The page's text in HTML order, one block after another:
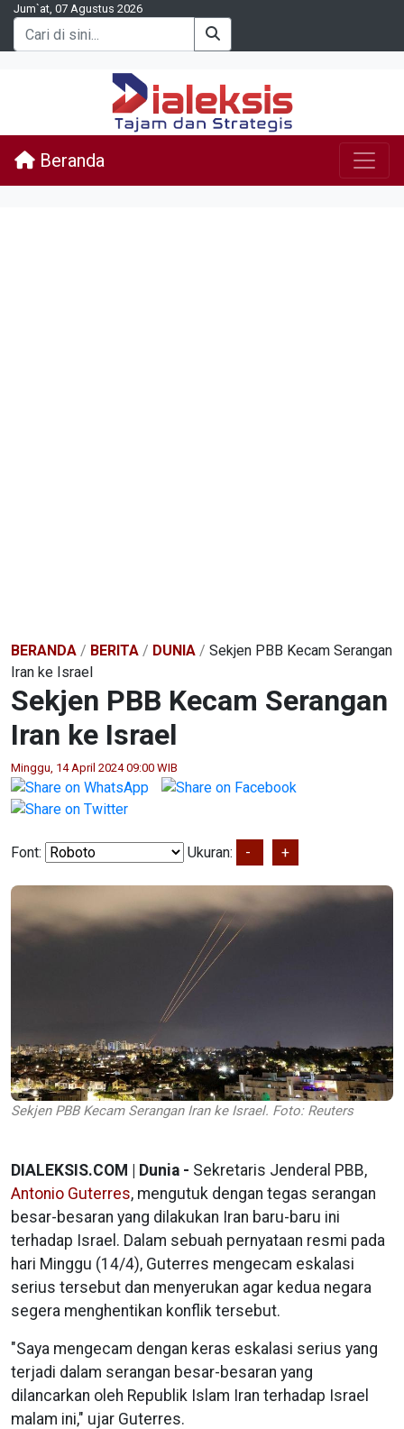
Jum`at, 07 Agustus 2026
Beranda
BERANDA / BERITA / DUNIA / Sekjen PBB Kecam Serangan
Iran ke Israel
Sekjen PBB Kecam Serangan
Iran ke Israel
Minggu, 14 April 2024 09:00 WIB
Font: Ukuran: - +
Sekjen PBB Kecam Serangan Iran ke Israel. Foto: Reuters
DIALEKSIS.COM | Dunia - Sekretaris Jenderal PBB,
Antonio Guterres, mengutuk dengan tegas serangan
besar-besaran yang dilakukan Iran baru-baru ini
terhadap Israel. Dalam sebuah pernyataan resmi pada
hari Minggu (14/4), Guterres mengecam eskalasi
serius tersebut dan menyerukan agar kedua negara
segera menghentikan konflik tersebut.
"Saya mengecam dengan keras eskalasi serius yang
terjadi dalam serangan besar-besaran yang
dilancarkan oleh Republik Islam Iran terhadap Israel
malam ini," ujar Guterres.